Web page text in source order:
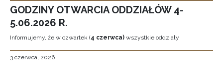
GODZINY OTWARCIA ODDZIAŁÓW 4-
5.06.2026 R.
Informujemy, że w czwartek (4 czerwca) wszystkie oddziały
3 czerwca, 2026